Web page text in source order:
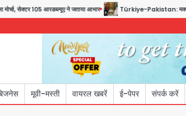
सेक्टर 105 आरडब्ल्यूए ने जताया आभार Türkiye-Pakistan: मक्का में
मूवी-मस्ती वायरल खबरें ई-पेपर संपर्क करें